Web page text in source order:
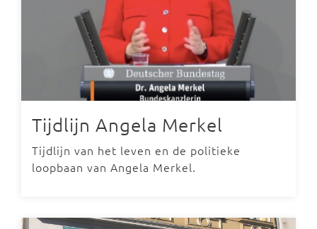
Tijdlijn Angela Merkel
Tijdlijn van het leven en de politieke
loopbaan van Angela Merkel.